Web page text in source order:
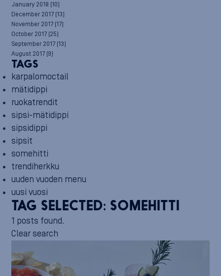
January 2018 (10)
December 2017 (13)
November 2017 (17)
October 2017 (25)
September 2017 (13)
August 2017 (9)
TAGS
karpalomoctail
mätidippi
ruokatrendit
sipsi-mätidippi
sipsidippi
sipsit
somehitti
trendiherkku
uuden vuoden menu
uusi vuosi
TAG SELECTED: SOMEHITTI
1 posts found.
Clear search